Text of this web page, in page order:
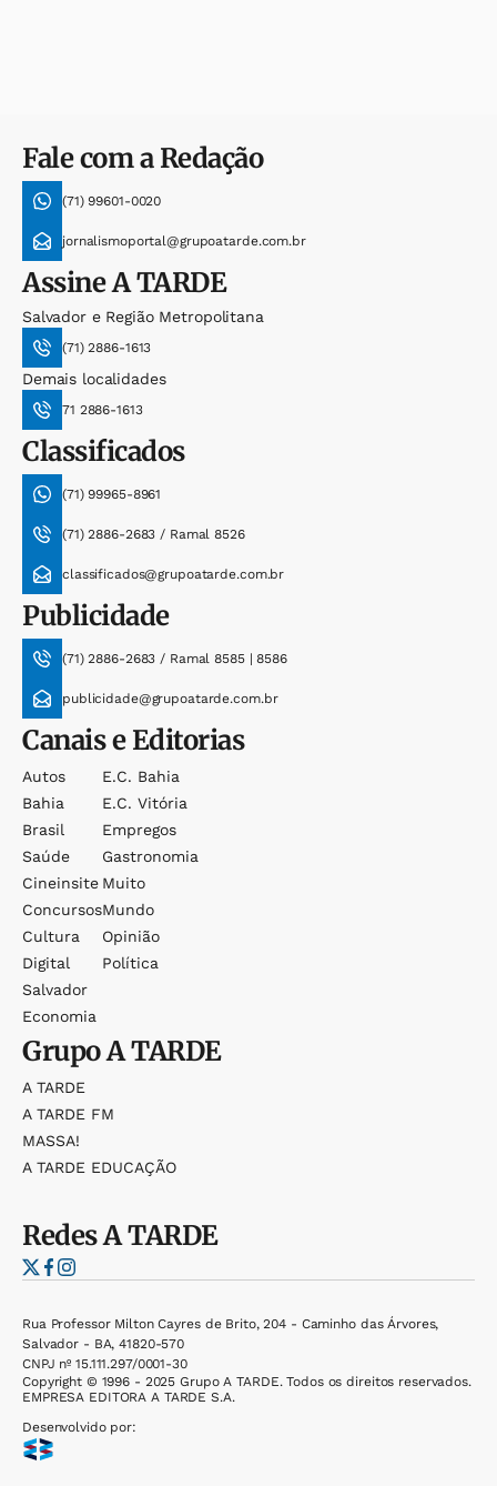
Fale com a Redação
(71) 99601-0020
jornalismoportal@grupoatarde.com.br
AssineA TARDE
Salvador e Região Metropolitana
(71) 2886-1613
Demais localidades
71 2886-1613
Classificados
(71) 99965-8961
(71) 2886-2683 / Ramal 8526
classificados@grupoatarde.com.br
Publicidade
(71) 2886-2683 / Ramal 8585 | 8586
publicidade@grupoatarde.com.br
Canais e Editorias
Autos
Bahia
Brasil
Saúde
Cineinsite
Concursos
Cultura
Digital
Salvador
Economia
E.c. Bahia
E.c. Vitória
Empregos
Gastronomia
Muito
Mundo
Opinião
Política
GrupoA TARDE
A TARDE
A TARDE FM
MASSA!
A TARDE EDUCAÇÃO
RedesA TARDE
Rua Professor Milton Cayres de Brito, 204 - Caminho das Árvores,
Salvador - BA, 41820-570
CNPJ nº 15.111.297/0001-30
Copyright © 1996 - 2025 Grupo A TARDE. Todos os direitos reservados.
EMPRESA EDITORA A TARDE S.A.
Desenvolvido por: